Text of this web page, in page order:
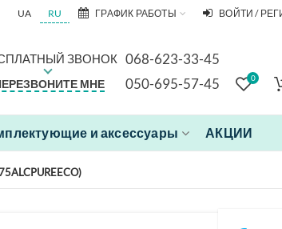
UA RU ГРАФИК РАБОТЫ ВОЙТИ /
ЗВОНОК 068-623-33-45
МНЕ 050-695-57-45 0
и аксессуары АКЦИИ